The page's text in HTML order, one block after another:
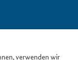
verwenden wir